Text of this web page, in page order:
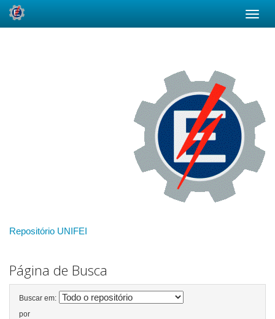
Repositório UNIFEI
Página de Busca
Buscar em:
por